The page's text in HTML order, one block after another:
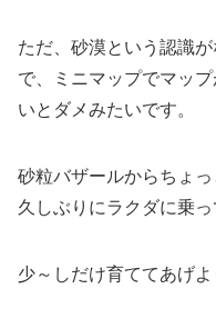
ただ、砂漠という認識
で、ミニマップでマッ
いとダメみたいです。
砂粒バザールからちょっ
久しぶりにラクダに乗っ
少～しだけ育ててあげよ